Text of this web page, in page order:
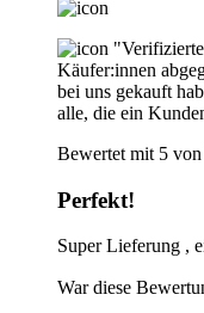
Käufer:innen
bei uns gekauft
alle, die ein
Bewertet mit 5 von
Perfekt!
Super Lieferung ,
War diese